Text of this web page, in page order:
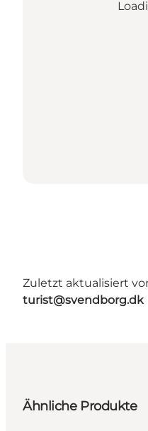
Zuletzt aktualisiert
turist@svendborg.dk
Ähnliche Produkte